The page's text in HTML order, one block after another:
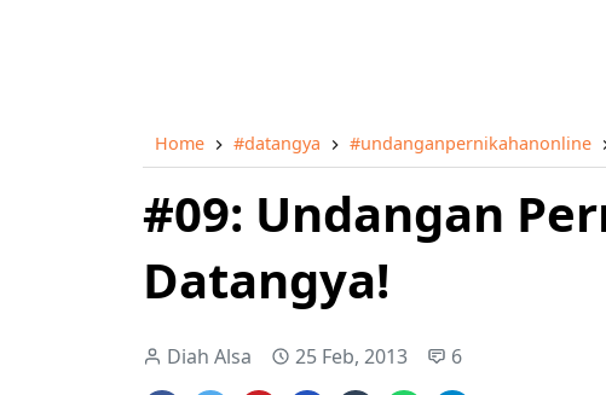
Home #datangya #undanganpernikahanonline
#09: Undangan
Datangya!
Diah Alsa 25 Feb, 2013 6